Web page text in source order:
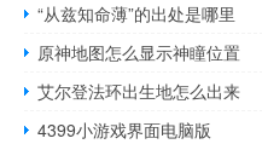
“从兹知命薄”的出处是哪里
原神地图怎么显示神瞳位置
艾尔登法环出生地怎么出来
4399小游戏界面电脑版